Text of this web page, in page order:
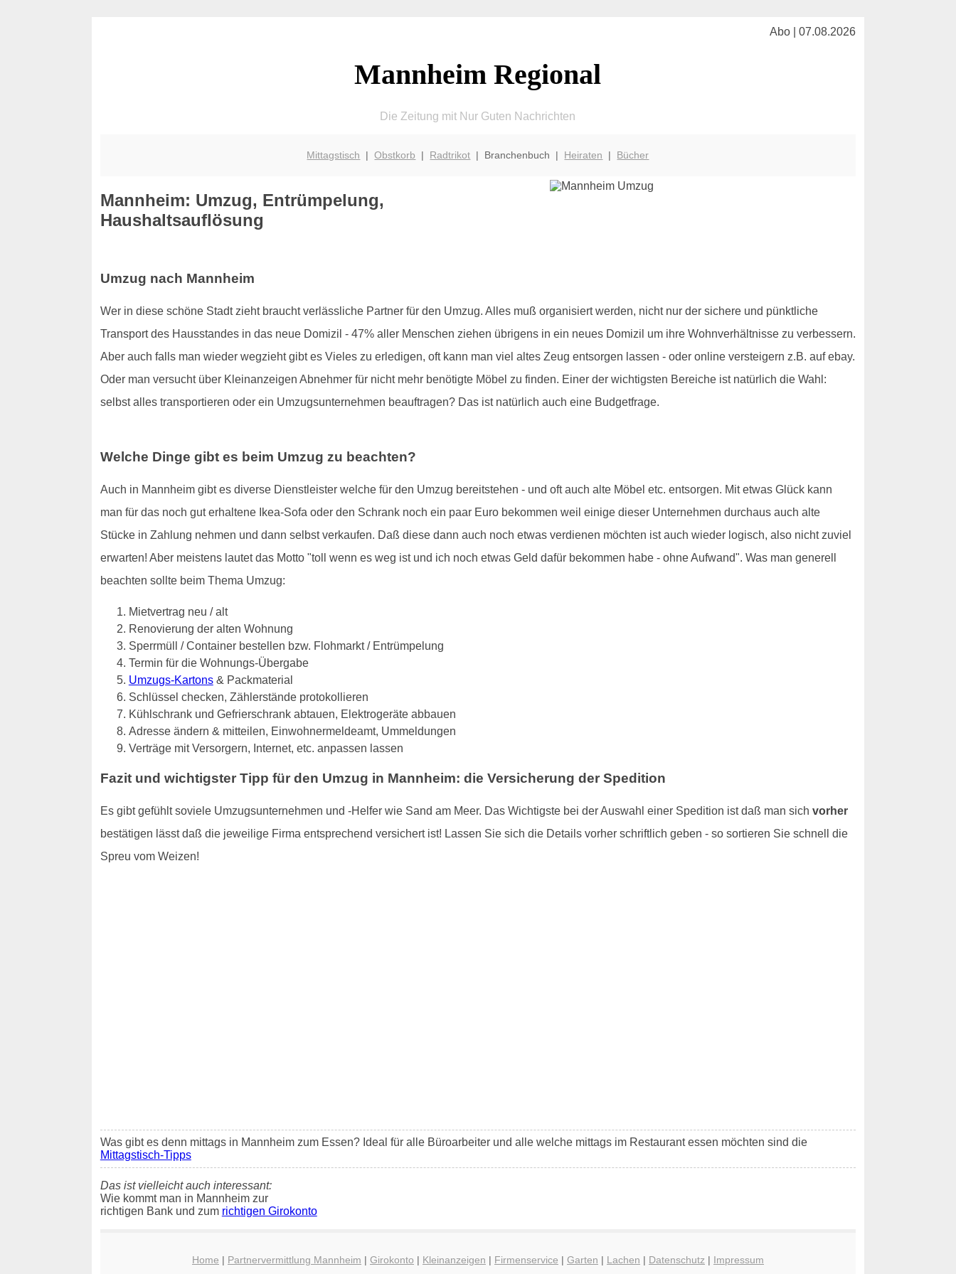
Abo | 07.08.2026
Mannheim Regional
Die Zeitung mit Nur Guten Nachrichten
Mittagstisch |Obstkorb | Radtrikot | Branchenbuch | Heiraten | Bücher
Mannheim: Umzug, Entrümpelung,
Haushaltsauflösung
Umzug nach Mannheim
Wer in diese schöne Stadt zieht braucht verlässliche Partner für den Umzug. Alles muß organisiert werden, nicht nur der sichere und pünktliche
Transport des Hausstandes in das neue Domizil - 47% aller Menschen ziehen übrigens in ein neues Domizil um ihre Wohnverhältnisse zu verbessern.
Aber auch falls man wieder wegzieht gibt es Vieles zu erledigen, oft kann man viel altes Zeug entsorgen lassen - oder online versteigern z.B. auf ebay.
Oder man versucht über Kleinanzeigen Abnehmer für nicht mehr benötigte Möbel zu finden. Einer der wichtigsten Bereiche ist natürlich die Wahl:
selbst alles transportieren oder ein Umzugsunternehmen beauftragen? Das ist natürlich auch eine Budgetfrage.
Welche Dinge gibt es beim Umzug zu beachten?
Auch in Mannheim gibt es diverse Dienstleister welche für den Umzug bereitstehen - und oft auch alte Möbel etc. entsorgen. Mit etwas Glück kann
man für das noch gut erhaltene Ikea-Sofa oder den Schrank noch ein paar Euro bekommen weil einige dieser Unternehmen durchaus auch alte
Stücke in Zahlung nehmen und dann selbst verkaufen. Daß diese dann auch noch etwas verdienen möchten ist auch wieder logisch, also nicht zuviel
erwarten! Aber meistens lautet das Motto "toll wenn es weg ist und ich noch etwas Geld dafür bekommen habe - ohne Aufwand". Was man generell
beachten sollte beim Thema Umzug:
Mietvertrag neu / alt
Renovierung der alten Wohnung
Sperrmüll / Container bestellen bzw. Flohmarkt / Entrümpelung
Termin für die Wohnungs-Übergabe
Umzugs-Kartons& Packmaterial
Schlüssel checken, Zählerstände protokollieren
Kühlschrank und Gefrierschrank abtauen, Elektrogeräte abbauen
Adresse ändern & mitteilen, Einwohnermeldeamt, Ummeldungen
Verträge mit Versorgern, Internet, etc. anpassen lassen
Fazit und wichtigster Tipp für den Umzug in Mannheim: die Versicherung der Spedition
Es gibt gefühlt soviele Umzugsunternehmen und -Helfer wie Sand am Meer. Das Wichtigste bei der Auswahl einer Spedition ist daß man sich vorher
bestätigen lässt daß die jeweilige Firma entsprechend versichert ist! Lassen Sie sich die Details vorher schriftlich geben - so sortieren Sie schnell die
Spreu vom Weizen!
Was gibt es denn mittags in Mannheim zum Essen? Ideal für alle Büroarbeiter und alle welche mittags im Restaurant essen möchten sind die
Mittagstisch-Tipps
Das ist vielleicht auch interessant:
Wie kommt man in Mannheim zur
richtigen Bank und zum richtigen Girokonto
Home | Partnervermittlung Mannheim | Girokonto | Kleinanzeigen | Firmenservice | Garten | Lachen | Datenschutz | Impressum